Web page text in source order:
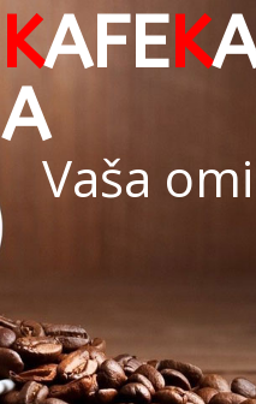
KAFEK
A
Vaša